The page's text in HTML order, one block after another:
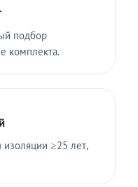
подбор
комплекта.
≥25 лет,